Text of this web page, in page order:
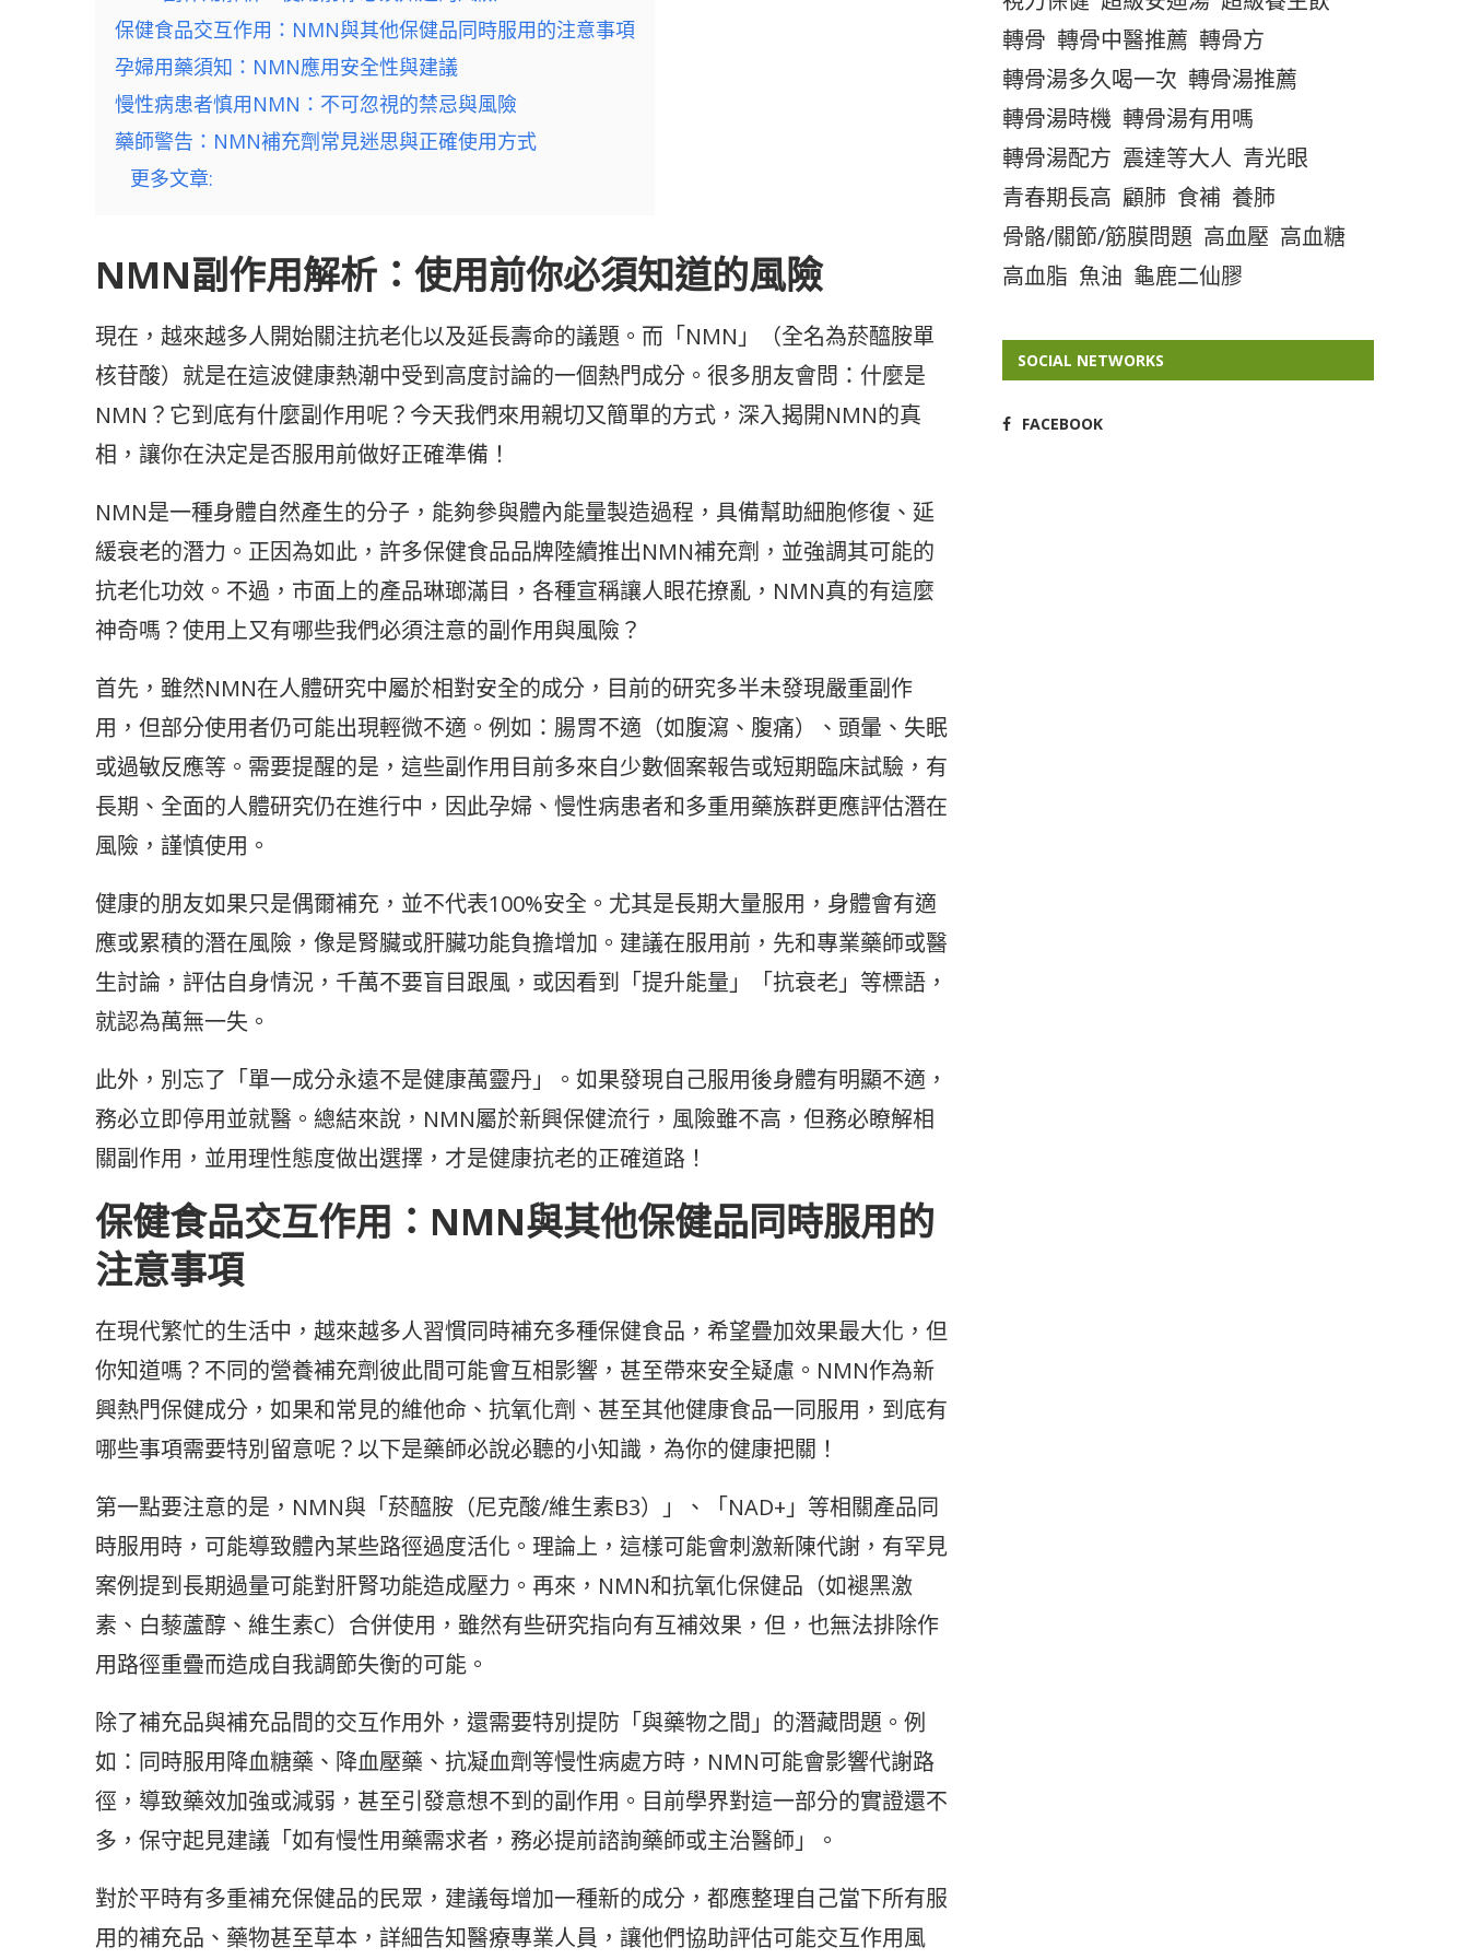
保健食品交互作用：NMN與其他保健品同時服用的注意事項
孕婦用藥須知：NMN應用安全性與建議
慢性病患者慎用NMN：不可忽視的禁忌與風險
藥師警告：NMN補充劑常見迷思與正確使用方式
更多文章:
NMN副作用解析：使用前你必須知道的風險
現在，越來越多人開始關注抗老化以及延長壽命的議題。而「NMN」（全名為菸醯胺單
核苷酸）就是在這波健康熱潮中受到高度討論的一個熱門成分。很多朋友會問：什麼是
NMN？它到底有什麼副作用呢？今天我們來用親切又簡單的方式，深入揭開NMN的真
相，讓你在決定是否服用前做好正確準備！
NMN是一種身體自然產生的分子，能夠參與體內能量製造過程，具備幫助細胞修復、延
緩衰老的潛力。正因為如此，許多保健食品品牌陸續推出NMN補充劑，並強調其可能的
抗老化功效。不過，市面上的產品琳瑯滿目，各種宣稱讓人眼花撩亂，NMN真的有這麼
神奇嗎？使用上又有哪些我們必須注意的副作用與風險？
首先，雖然NMN在人體研究中屬於相對安全的成分，目前的研究多半未發現嚴重副作
用，但部分使用者仍可能出現輕微不適。例如：腸胃不適（如腹瀉、腹痛）、頭暈、失眠
或過敏反應等。需要提醒的是，這些副作用目前多來自少數個案報告或短期臨床試驗，有
長期、全面的人體研究仍在進行中，因此孕婦、慢性病患者和多重用藥族群更應評估潛在
風險，謹慎使用。
健康的朋友如果只是偶爾補充，並不代表100%安全。尤其是長期大量服用，身體會有適
應或累積的潛在風險，像是腎臟或肝臟功能負擔增加。建議在服用前，先和專業藥師或醫
生討論，評估自身情況，千萬不要盲目跟風，或因看到「提升能量」「抗衰老」等標語，
就認為萬無一失。
此外，別忘了「單一成分永遠不是健康萬靈丹」。如果發現自己服用後身體有明顯不適，
務必立即停用並就醫。總結來說，NMN屬於新興保健流行，風險雖不高，但務必瞭解相
關副作用，並用理性態度做出選擇，才是健康抗老的正確道路！
保健食品交互作用：NMN與其他保健品同時服用的
注意事項
在現代繁忙的生活中，越來越多人習慣同時補充多種保健食品，希望疊加效果最大化，但
你知道嗎？不同的營養補充劑彼此間可能會互相影響，甚至帶來安全疑慮。NMN作為新
興熱門保健成分，如果和常見的維他命、抗氧化劑、甚至其他健康食品一同服用，到底有
哪些事項需要特別留意呢？以下是藥師必說必聽的小知識，為你的健康把關！
第一點要注意的是，NMN與「菸醯胺（尼克酸/維生素B3）」、「NAD+」等相關產品同
時服用時，可能導致體內某些路徑過度活化。理論上，這樣可能會刺激新陳代謝，有罕見
案例提到長期過量可能對肝腎功能造成壓力。再來，NMN和抗氧化保健品（如褪黑激
素、白藜蘆醇、維生素C）合併使用，雖然有些研究指向有互補效果，但，也無法排除作
用路徑重疊而造成自我調節失衡的可能。
除了補充品與補充品間的交互作用外，還需要特別提防「與藥物之間」的潛藏問題。例
如：同時服用降血糖藥、降血壓藥、抗凝血劑等慢性病處方時，NMN可能會影響代謝路
徑，導致藥效加強或減弱，甚至引發意想不到的副作用。目前學界對這一部分的實證還不
多，保守起見建議「如有慢性用藥需求者，務必提前諮詢藥師或主治醫師」。
對於平時有多重補充保健品的民眾，建議每增加一種新的成分，都應整理自己當下所有服
用的補充品、藥物甚至草本，詳細告知醫療專業人員，讓他們協助評估可能交互作用風
轉骨 轉骨中醫推薦 轉骨方
轉骨湯多久喝一次 轉骨湯推薦
轉骨湯時機 轉骨湯有用嗎
轉骨湯配方 震達等大人 青光眼
青春期長高 顧肺 食補 養肺
骨骼/關節/筋膜問題 高血壓 高血糖
高血脂 魚油 龜鹿二仙膠
SOCIAL NETWORKS
FACEBOOK